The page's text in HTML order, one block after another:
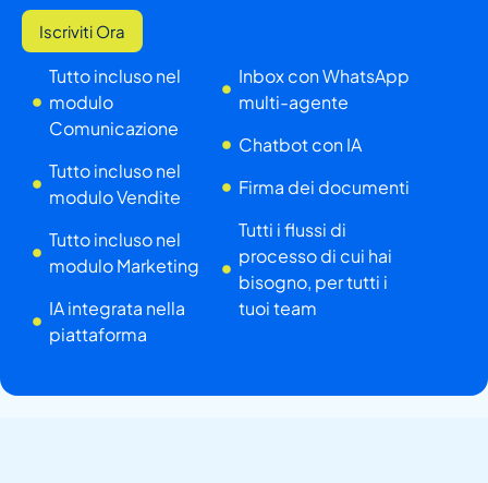
Iscriviti Ora
Tutto incluso nel
modulo
Comunicazione
Tutto incluso nel
modulo Vendite
Tutto incluso nel
modulo Marketing
IA integrata nella
piattaforma
Inbox con WhatsApp
multi-agente
Chatbot con IA
Firma dei documenti
Tutti i flussi di
processo di cui hai
bisogno, per tutti i
tuoi team